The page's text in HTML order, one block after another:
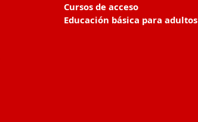
Cursos de acceso
Educación básica para adultos